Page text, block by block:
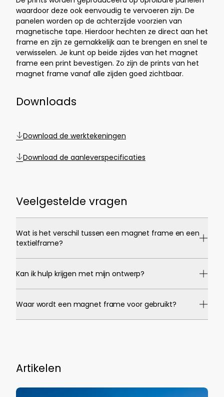
waardoor deze ook eenvoudig te vervoeren zijn. De
panelen worden op de achterzijde voorzien van
magnetische tape. Hierdoor hechten ze direct aan het
frame en zijn ze gemakkelijk aan te brengen en snel te
verwisselen. Je kunt op beide zijdes van het magnet
frame een print bevestigen. Zo zijn de prints van het
magnet frame vanaf alle zijden goed zichtbaar.
Downloads
Download de werktekeningen
Download de aanleverspecificaties
Veelgestelde vragen
Wat is het verschil tussen een magnet frame en een
textielframe?
Kan ik hulp krijgen met mijn ontwerp?
Waar wordt een magnet frame voor gebruikt?
Artikelen